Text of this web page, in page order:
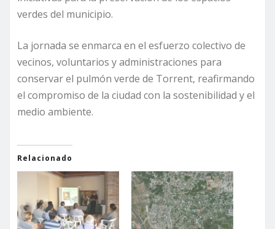
verdes del municipio.
La jornada se enmarca en el esfuerzo colectivo de
vecinos, voluntarios y administraciones para
conservar el pulmón verde de Torrent, reafirmando
el compromiso de la ciudad con la sostenibilidad y el
medio ambiente.
Relacionado